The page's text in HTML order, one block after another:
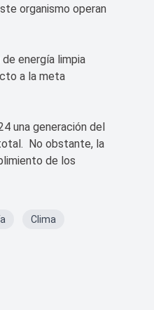
organismo operan
energía limpia
a la meta
una generación del
No obstante, la
de los
Clima